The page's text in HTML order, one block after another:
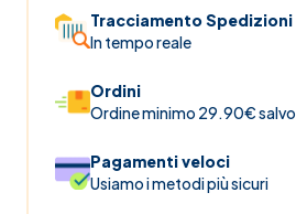
Tracciamento Spedizioni
In tempo reale
Ordini
Ordine minimo 29.90€
Pagamenti veloci
Usiamo i metodi più sicuri